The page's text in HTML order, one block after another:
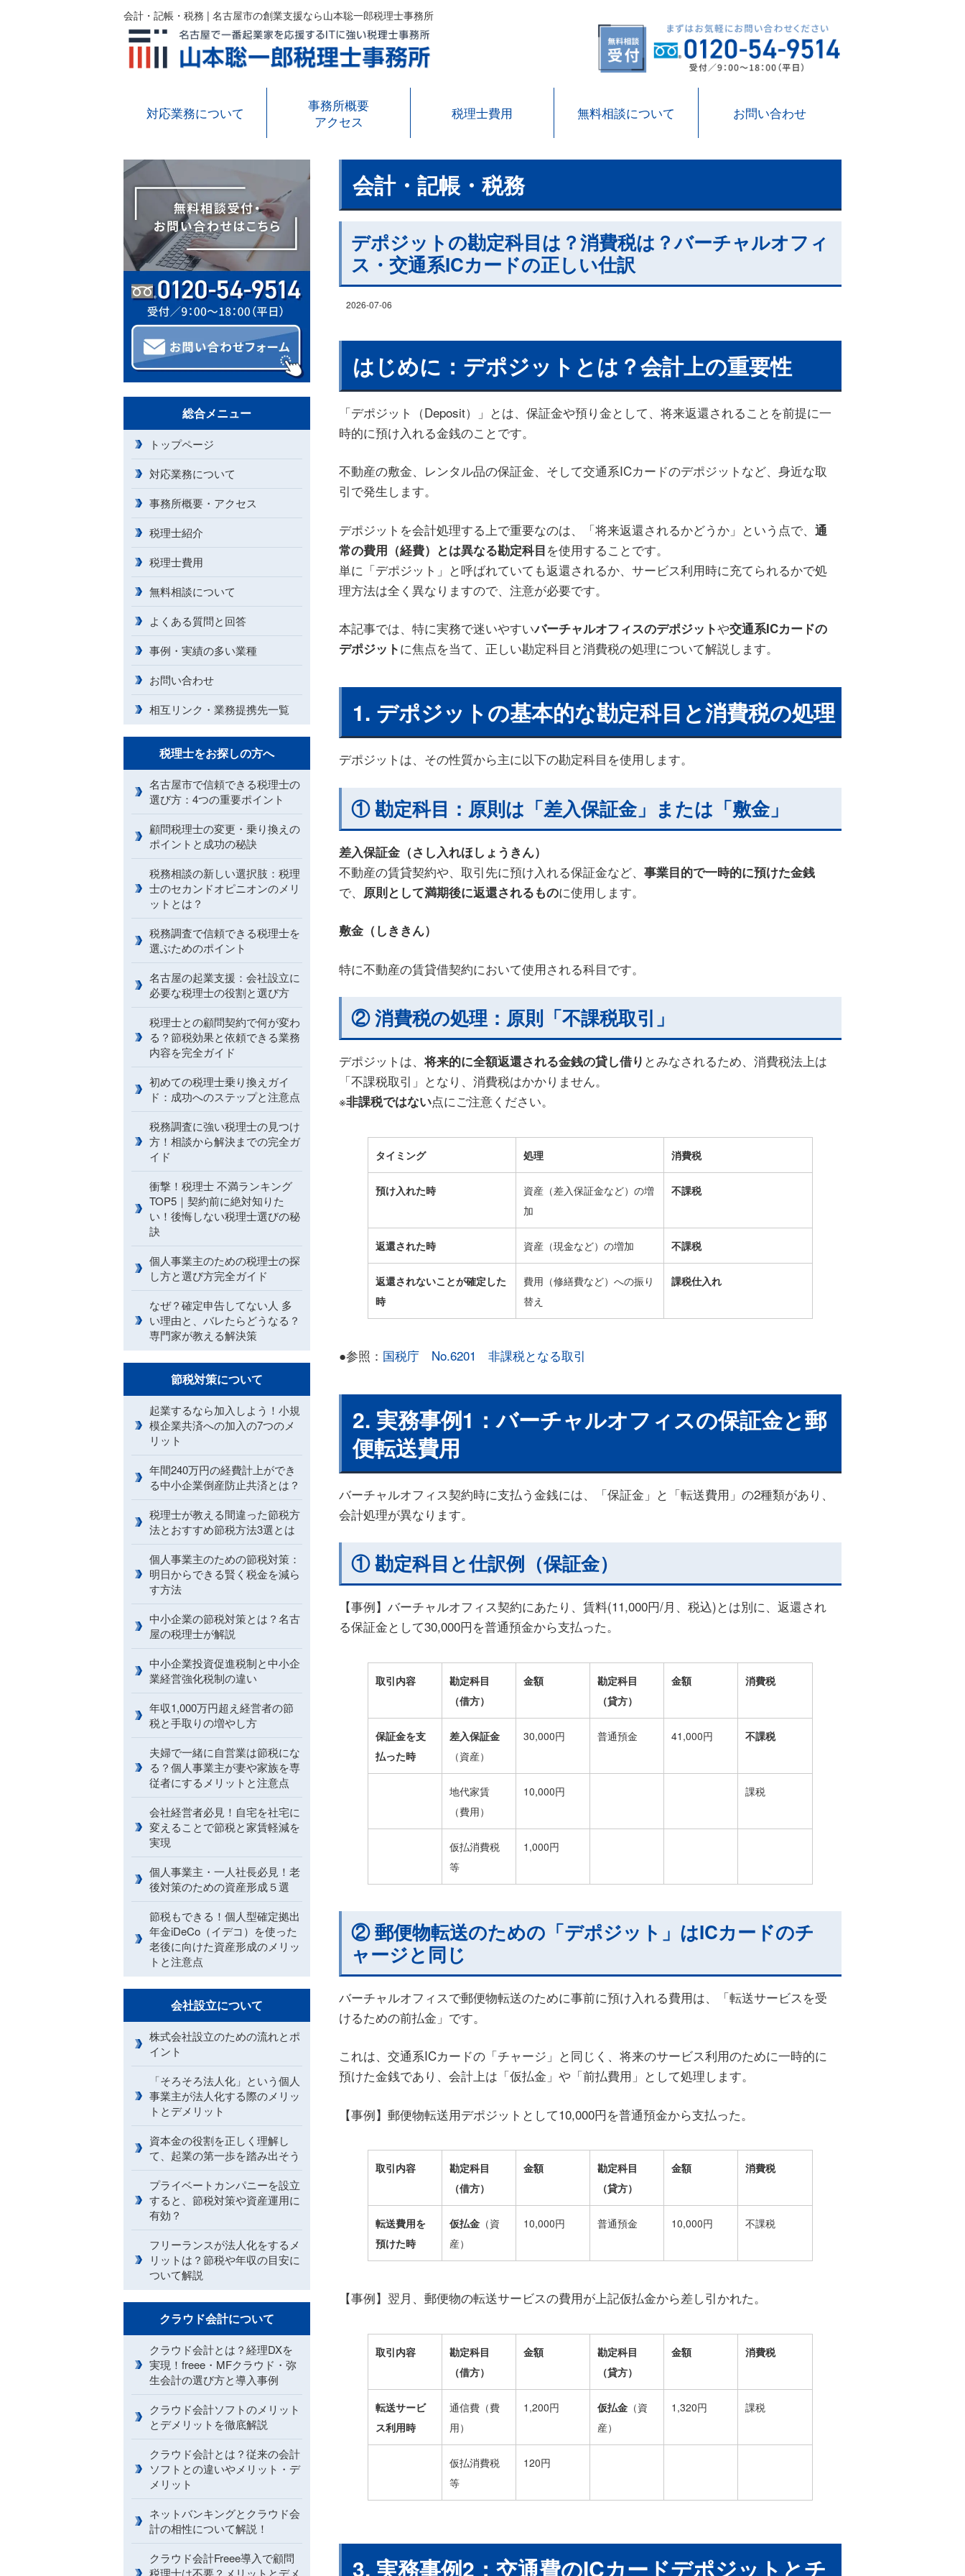
会計・記帳・税務 | 名古屋市の創業支援なら山本聡一郎税理士事務所
対応業務について
事務所概要
アクセス
税理士費用 無料相談について お問い合わせ
会計・記帳・税務
デポジットの勘定科目は？消費税は？バーチャルオフィ
ス・交通系ICカードの正しい仕訳
2026-07-06
はじめに：デポジットとは？会計上の重要性
「デポジット（Deposit）」とは、保証金や預り金として、将来返還されることを前提に一
時的に預け入れる金銭のことです。
不動産の敷金、レンタル品の保証金、そして交通系ICカードのデポジットなど、身近な取
引で発生します。
デポジットを会計処理する上で重要なのは、「将来返還されるかどうか」という点で、 通
常の費用（経費）とは異なる勘定科目を使用することです。
単に「デポジット」と呼ばれていても返還されるか、サービス利用時に充てられるかで処
理方法は全く異なりますので、注意が必要です。
本記事では、特に実務で迷いやすいバーチャルオフィスのデポジットや交通系ICカードの
デポジットに焦点を当て、正しい勘定科目と消費税の処理について解説します。
1. デポジットの基本的な勘定科目と消費税の処理
デポジットは、その性質から主に以下の勘定科目を使用します。
① 勘定科目：原則は「差入保証金」または「敷金」
差入保証金（さし入れほしょうきん）
不動産の賃貸契約や、取引先に預け入れる保証金など、 事業目的で一時的に預けた金銭
で、 原則として満期後に返還されるものに使用します。
敷金（しききん）
特に不動産の賃貸借契約において使用される科目です。
② 消費税の処理：原則「不課税取引」
デポジットは、将来的に全額返還される金銭の貸し借り とみなされるため、消費税法上は
「不課税取引」となり、消費税はかかりません。
※非課税ではない点にご注意ください。
タイミング 処理 消費税
預け入れた時
資産（差入保証金など）の増
加
不課税
返還された時 資産（現金など）の増加 不課税
返還されないことが確定した
時
費用（修繕費など）への振り
替え
課税仕入れ
●参照： 国税庁 No.6201 非課税となる取引
2. 実務事例1：バーチャルオフィスの保証金と郵
便転送費用
バーチャルオフィス契約時に支払う金銭には、「保証金」と「転送費用」の2種類があり、
会計処理が異なります。
① 勘定科目と仕訳例（保証金）
【事例】バーチャルオフィス契約にあたり、賃料(11,000円/月、税込)とは別に、返還され
る保証金として30,000円を普通預金から支払った。
取引内容
勘定科目
（借方）
金額
勘定科目
（貸方）
金額 消費税
保証金を支
払った時
差入保証金
（資産）
30,000円 普通預金 41,000円 不課税
地代家賃
（費用）
10,000円 課税
仮払消費税
等
1,000円
② 郵便物転送のための「デポジット」はICカードのチ
ャージと同じ
バーチャルオフィスで郵便物転送のために事前に預け入れる費用は、「転送サービスを受
けるための前払金」です。
これは、交通系ICカードの「チャージ」と同じく、将来のサービス利用のために一時的に
預けた金銭であり、会計上は「仮払金」や「前払費用」として処理します。
【事例】郵便物転送用デポジットとして10,000円を普通預金から支払った。
取引内容
勘定科目
（借方）
金額
勘定科目
（貸方）
金額 消費税
転送費用を
預けた時
仮払金 （資
産）
10,000円 普通預金 10,000円 不課税
【事例】翌月、郵便物の転送サービスの費用が上記仮払金から差し引かれた。
取引内容
勘定科目
（借方）
金額
勘定科目
（貸方）
金額 消費税
転送サービ
ス利用時
通信費（費
用）
1,200円 仮払金 （資
産）
1,320円 課税
仮払消費税
等
120円
3. 実務事例2：交通費のICカードデポジットとチ
総合メニュー
トップページ
対応業務について
事務所概要・アクセス
税理士紹介
税理士費用
無料相談について
よくある質問と回答
事例・実績の多い業種
お問い合わせ
相互リンク・業務提携先一覧
税理士をお探しの方へ
名古屋市で信頼できる税理士の
選び方：4つの重要ポイント
顧問税理士の変更・乗り換えの
ポイントと成功の秘訣
税務相談の新しい選択肢：税理
士のセカンドオピニオンのメリ
ットとは？
税務調査で信頼できる税理士を
選ぶためのポイント
名古屋の起業支援：会社設立に
必要な税理士の役割と選び方
税理士との顧問契約で何が変わ
る？節税効果と依頼できる業務
内容を完全ガイド
初めての税理士乗り換えガイ
ド：成功へのステップと注意点
税務調査に強い税理士の見つけ
方！相談から解決までの完全ガ
イド
衝撃！税理士 不満ランキング
TOP5｜契約前に絶対知りた
い！後悔しない税理士選びの秘
訣
個人事業主のための税理士の探
し方と選び方完全ガイド
なぜ？確定申告してない人 多
い理由と、バレたらどうなる？
専門家が教える解決策
節税対策について
起業するなら加入しよう！小規
模企業共済への加入の7つのメ
リット
年間240万円の経費計上ができ
る中小企業倒産防止共済とは？
税理士が教える間違った節税方
法とおすすめ節税方法3選とは
個人事業主のための節税対策：
明日からできる賢く税金を減ら
す方法
中小企業の節税対策とは？名古
屋の税理士が解説
中小企業投資促進税制と中小企
業経営強化税制の違い
年収1,000万円超え経営者の節
税と手取りの増やし方
夫婦で一緒に自営業は節税にな
る？個人事業主が妻や家族を専
従者にするメリットと注意点
会社経営者必見！自宅を社宅に
変えることで節税と家賃軽減を
実現
個人事業主・一人社長必見！老
後対策のための資産形成５選
節税もできる！個人型確定拠出
年金iDeCo（イデコ）を使った
老後に向けた資産形成のメリッ
トと注意点
会社設立について
株式会社設立のための流れとポ
イント
「そろそろ法人化」という個人
事業主が法人化する際のメリッ
トとデメリット
資本金の役割を正しく理解し
て、起業の第一歩を踏み出そう
プライベートカンパニーを設立
すると、節税対策や資産運用に
有効？
フリーランスが法人化をするメ
リットは？節税や年収の目安に
ついて解説
クラウド会計について
クラウド会計とは？経理DXを
実現！freee・MFクラウド・弥
生会計の選び方と導入事例
クラウド会計ソフトのメリット
とデメリットを徹底解説
クラウド会計とは？従来の会計
ソフトとの違いやメリット・デ
メリット
ネットバンキングとクラウド会
計の相性について解説！
クラウド会計Freee導入で顧問
税理士は不要？メリットとデメ